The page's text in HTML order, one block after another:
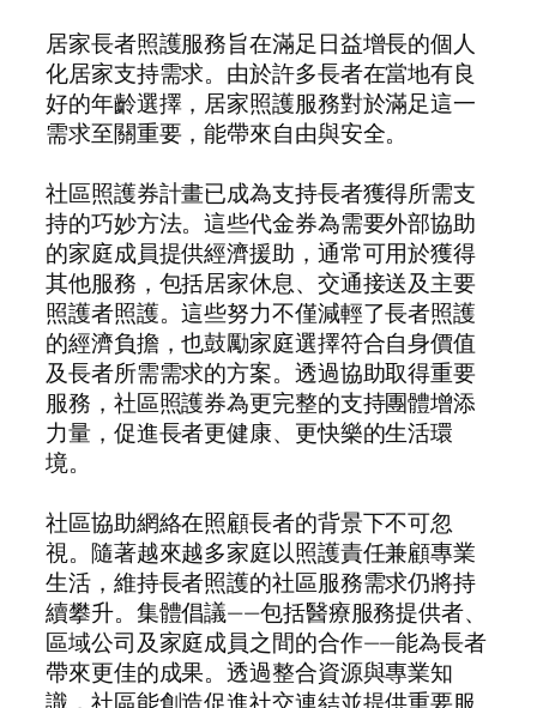
居家長者照護服務旨在滿足日益增長的個人
化居家支持需求。由於許多長者在當地有良
好的年齡選擇，居家照護服務對於滿足這一
需求至關重要，能帶來自由與安全。
社區照護券計畫已成為支持長者獲得所需支
持的巧妙方法。這些代金券為需要外部協助
的家庭成員提供經濟援助，通常可用於獲得
其他服務，包括居家休息、交通接送及主要
照護者照護。這些努力不僅減輕了長者照護
的經濟負擔，也鼓勵家庭選擇符合自身價值
及長者所需需求的方案。透過協助取得重要
服務，社區照護券為更完整的支持團體增添
力量，促進長者更健康、更快樂的生活環
境。
社區協助網絡在照顧長者的背景下不可忽
視。隨著越來越多家庭以照護責任兼顧專業
生活，維持長者照護的社區服務需求仍將持
續攀升。集體倡議——包括醫療服務提供者、
區域公司及家庭成員之間的合作——能為長者
帶來更佳的成果。透過整合資源與專業知